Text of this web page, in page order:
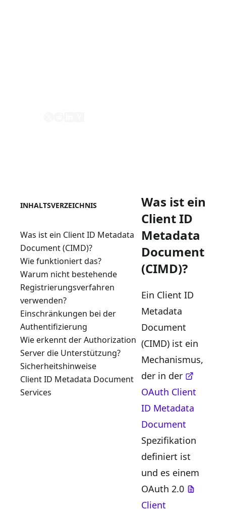
INHALTSVERZEICHNIS
Was ist ein Client ID Metadata
Document (CIMD)?
Wie funktioniert das?
Warum nicht bestehende
Registrierungsverfahren
verwenden?
Einschränkungen bei der
Authentifizierung
Wie erkennt der Authorization
Server die Unterstützung?
Sicherheitshinweise
Client ID Metadata Document
Services
Was ist ein
Client ID
Metadata
Document
(CIMD)?
Ein Client ID
Metadata
Document
(CIMD) ist ein
Mechanismus,
der in der
OAuth Client
ID Metadata
Document
Spezifikation
definiert ist
und es einem
OAuth 2.0
Client